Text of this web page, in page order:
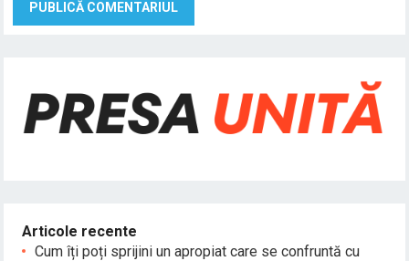
Articole recente
Cum îți poți sprijini un apropiat care se confruntă cu